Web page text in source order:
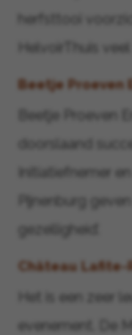
herfsttooi
HelvoirThuis
Beetje Proeven
Beetje Proeven
doorslaand
Initiatiefnemer
Pijnenburg
gezelligheid’.
Château
Het is een zeer
evenement. De